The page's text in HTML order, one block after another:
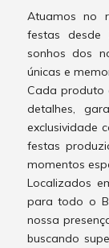
Atuamos no
festas desde
sonhos dos
únicas e
Cada produto
detalhes,
exclusividade
festas
momentos
Localizados
para todo o
nossa
buscando